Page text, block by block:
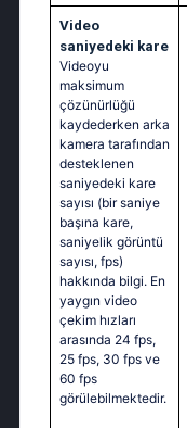
Video
saniyedeki kare
Videoyu
maksimum
çözünürlüğü
kaydederken arka
kamera tarafından
desteklenen
saniyedeki kare
sayısı (bir saniye
başına kare,
saniyelik görüntü
sayısı, fps)
hakkında bilgi. En
yaygın video
çekim hızları
arasında 24 fps,
25 fps, 30 fps ve
60 fps
görülebilmektedir.